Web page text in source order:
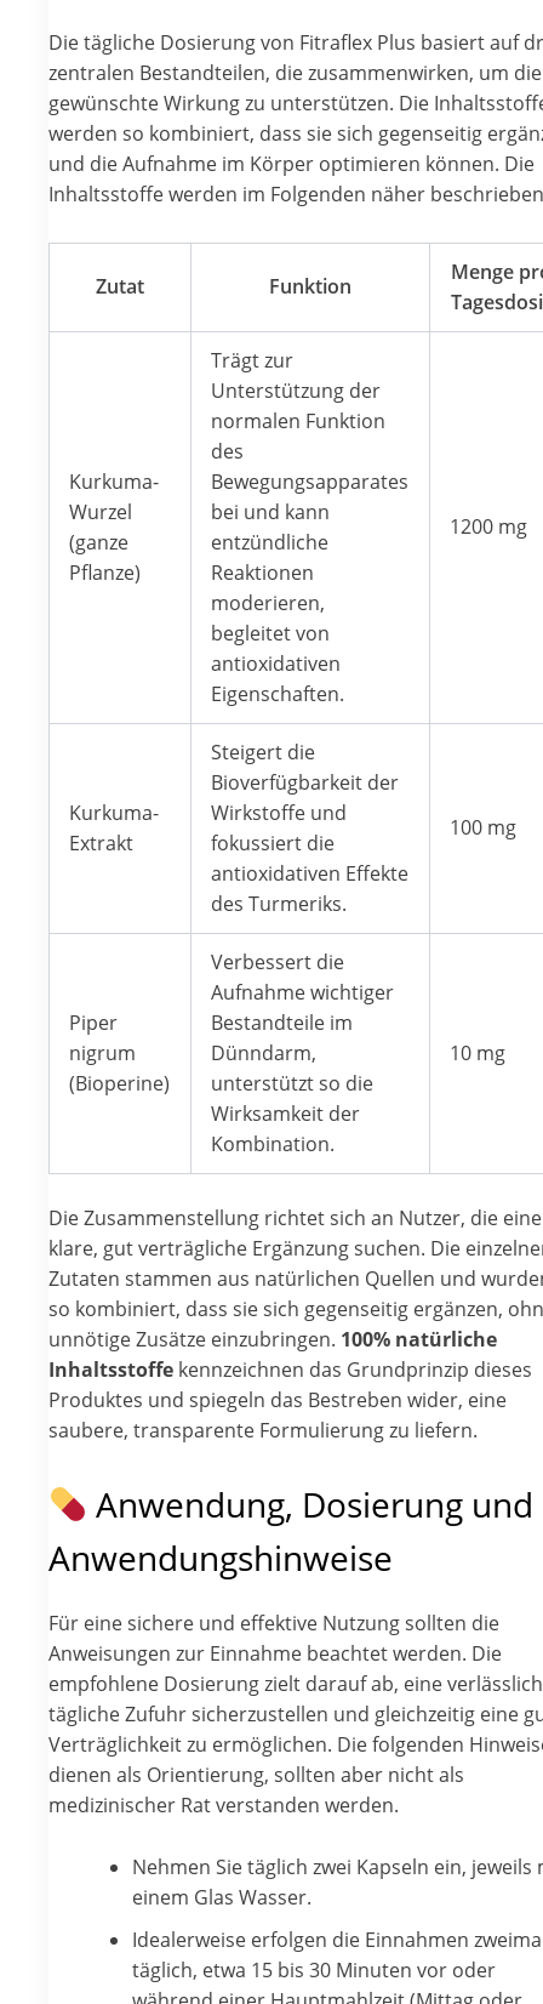
Die tägliche Dosierung von Fitraflex Plus basiert auf
zentralen Bestandteilen, die zusammenwirken, um die
gewünschte Wirkung zu unterstützen. Die
werden so kombiniert, dass sie sich gegenseitig
und die Aufnahme im Körper optimieren können. Die
Inhaltsstoffe werden im Folgenden näher
Zutat Funktion
Menge
Kurkuma-
Wurzel
(ganze
Pflanze)
Trägt zur
Unterstützung der
normalen Funktion
des
Bewegungsapparates
bei und kann
entzündliche
Reaktionen
moderieren,
begleitet von
antioxidativen
Eigenschaften.
1200 mg
Kurkuma-
Extrakt
Steigert die
Bioverfügbarkeit der
Wirkstoffe und
fokussiert die
antioxidativen Effekte
des Turmeriks.
100 mg
Piper
nigrum
(Bioperine)
Verbessert die
Aufnahme wichtiger
Bestandteile im
Dünndarm,
unterstützt so die
Wirksamkeit der
Kombination.
10 mg
Die Zusammenstellung richtet sich an Nutzer, die eine
klare, gut verträgliche Ergänzung suchen. Die
Zutaten stammen aus natürlichen Quellen und
so kombiniert, dass sie sich gegenseitig ergänzen,
unnötige Zusätze einzubringen. 100% natürliche
Inhaltsstoffe kennzeichnen das Grundprinzip dieses
Produktes und spiegeln das Bestreben wider, eine
saubere, transparente Formulierung zu liefern.
Anwendung, Dosierung und
Anwendungshinweise
Für eine sichere und effektive Nutzung sollten die
Anweisungen zur Einnahme beachtet werden. Die
empfohlene Dosierung zielt darauf ab, eine
tägliche Zufuhr sicherzustellen und gleichzeitig eine
Verträglichkeit zu ermöglichen. Die folgenden
dienen als Orientierung, sollten aber nicht als
medizinischer Rat verstanden werden.
Nehmen Sie täglich zwei Kapseln ein, jeweils
einem Glas Wasser.
Idealerweise erfolgen die Einnahmen
täglich, etwa 15 bis 30 Minuten vor oder